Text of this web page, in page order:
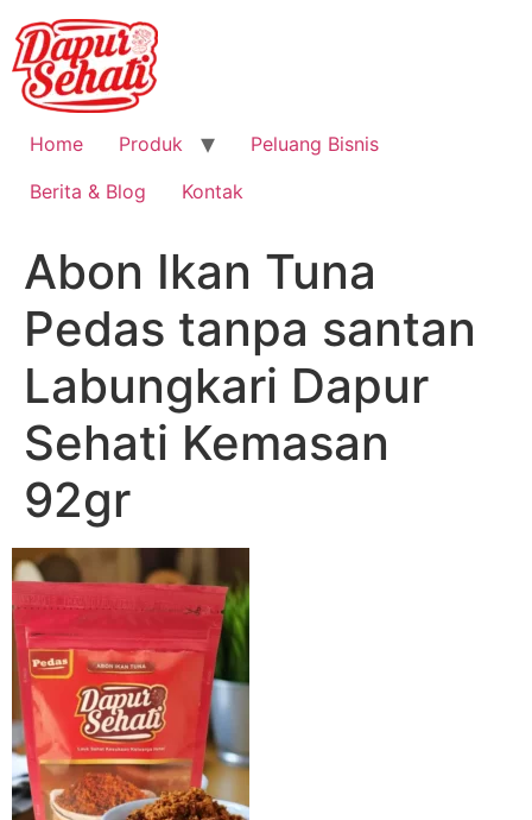
Home Produk
Peluang Bisnis
Berita & Blog
Kontak
Abon Ikan Tuna
Pedas tanpa santan
Labungkari Dapur
Sehati Kemasan
92gr